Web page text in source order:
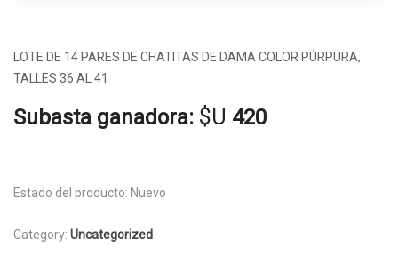
LOTE DE 14 PARES DE CHATITAS DE DAMA COLOR PÚRPURA,
TALLES 36 AL 41
Subasta ganadora: $U 420
Estado del producto: Nuevo
Category: Uncategorized